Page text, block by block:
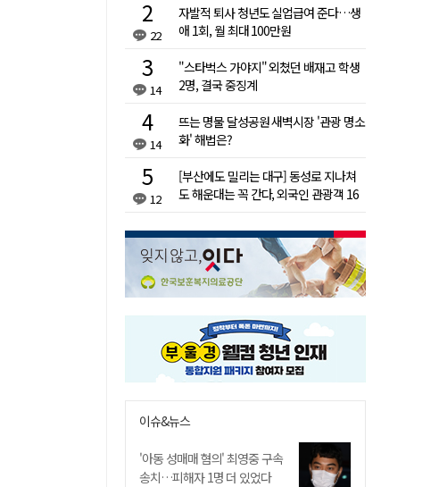
22
자발적 퇴사 청년도 실업급여 준다…생
애 1회, 월 최대 100만원
14
"스타벅스 가야지" 외쳤던 배재고 학생
2명, 결국 중징계
14
뜨는 명물 달성공원 새벽시장 '관광 명소
화' 해법은?
12
[부산에도 밀리는 대구] 동성로 지나쳐
도 해운대는 꼭 간다, 외국인 관광객 16
이슈&뉴스
'아동 성매매 혐의' 최영중 구속
송치…피해자 1명 더 있었다